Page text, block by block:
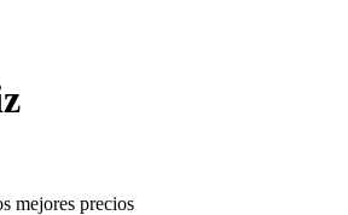
mejores precios